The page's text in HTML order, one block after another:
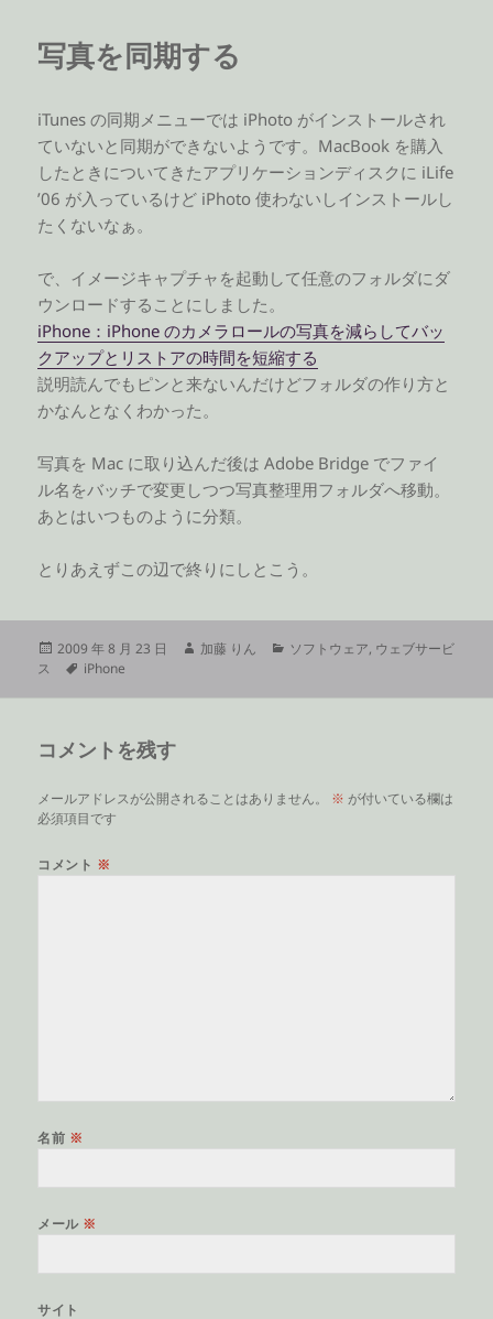
写真を同期する
iTunes の同期メニューでは iPhoto がインストールされ
ていないと同期ができないようです。MacBook を購入
したときについてきたアプリケーションディスクに iLife
’06 が入っているけど iPhoto 使わないしインストールし
たくないなぁ。
で、イメージキャプチャを起動して任意のフォルダにダ
ウンロードすることにしました。
iPhone：iPhone のカメラロールの写真を減らしてバッ
クアップとリストアの時間を短縮する
説明読んでもピンと来ないんだけどフォルダの作り方と
かなんとなくわかった。
写真を Mac に取り込んだ後は Adobe Bridge でファイ
ル名をバッチで変更しつつ写真整理用フォルダへ移動。
あとはいつものように分類。
とりあえずこの辺で終りにしとこう。
投
稿
2009 年 8 月 23 日
作
加藤 りん
カ
ソフトウェア, ウェブサービ
ス
タ
iPhone
コメントを残す
メールアドレスが公開されることはありません。 ※ が付いている欄は
必須項目です
コメント ※
名前 ※
メール ※
サイト